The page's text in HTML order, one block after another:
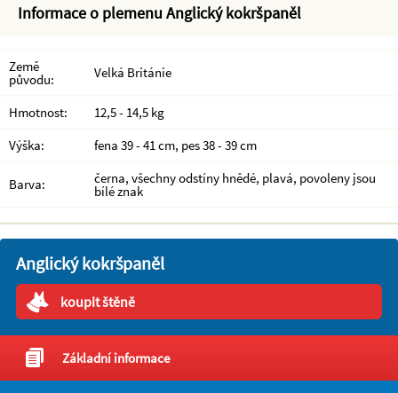
Informace o plemenu Anglický kokršpaněl
Země
původu: Velká Británie
Hmotnost:
12,5 - 14,5 kg
Výška:
fena 39 - 41 cm, pes 38 - 39 cm
Barva: černa, všechny odstíny hnědé, plavá, povoleny jsou
bílé znak
Anglický kokršpaněl
koupit štěně
Základní informace